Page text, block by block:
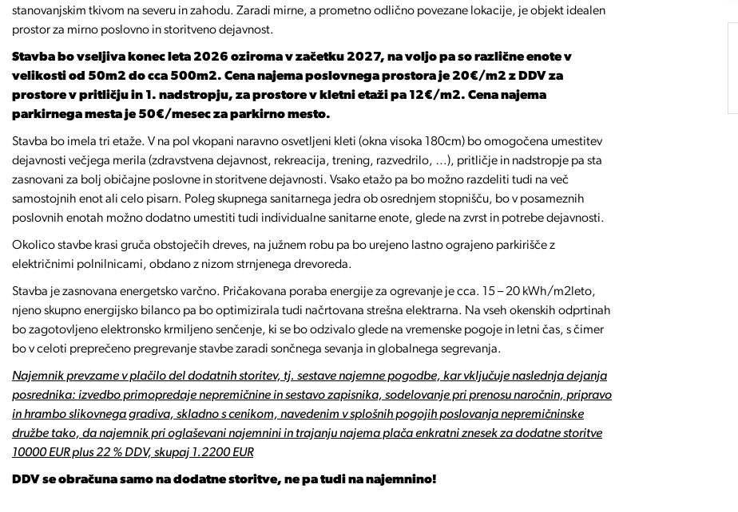
stanovanjskim tkivom na severu in zahodu. Zaradi mirne, a prometno odlično povezane lokacije, je objekt idealen
prostor za mirno poslovno in storitveno dejavnost.
Stavba bo vseljiva konec leta 2026 oziroma v začetku 2027, na voljo pa so različne enote v
velikosti od 50m2 do cca 500m2. Cena najema poslovnega prostora je 20€/m2 z DDV za
prostore v pritličju in 1. nadstropju, za prostore v kletni etaži pa 12€/m2. Cena najema
parkirnega mesta je 50€/mesec za parkirno mesto.
Stavba bo imela tri etaže. V na pol vkopani naravno osvetljeni kleti (okna visoka 180cm) bo omogočena umestitev
dejavnosti večjega merila (zdravstvena dejavnost, rekreacija, trening, razvedrilo, …), pritličje in nadstropje pa sta
zasnovani za bolj običajne poslovne in storitvene dejavnosti. Vsako etažo pa bo možno razdeliti tudi na več
samostojnih enot ali celo pisarn. Poleg skupnega sanitarnega jedra ob osrednjem stopnišču, bo v posameznih
poslovnih enotah možno dodatno umestiti tudi individualne sanitarne enote, glede na zvrst in potrebe dejavnosti.
Okolico stavbe krasi gruča obstoječih dreves, na južnem robu pa bo urejeno lastno ograjeno parkirišče z
električnimi polnilnicami, obdano z nizom strnjenega drevoreda.
Stavba je zasnovana energetsko varčno. Pričakovana poraba energije za ogrevanje je cca. 15 – 20 kWh/m2leto,
njeno skupno energijsko bilanco pa bo optimizirala tudi načrtovana strešna elektrarna. Na vseh okenskih odprtinah
bo zagotovljeno elektronsko krmiljeno senčenje, ki se bo odzivalo glede na vremenske pogoje in letni čas, s čimer
bo v celoti preprečeno pregrevanje stavbe zaradi sončnega sevanja in globalnega segrevanja.
Najemnik prevzame v plačilo del dodatnih storitev, tj. sestave najemne pogodbe, kar vključuje naslednja dejanja
posrednika: izvedbo primopredaje nepremičnine in sestavo zapisnika, sodelovanje pri prenosu naročnin, pripravo
in hrambo slikovnega gradiva, skladno s cenikom, navedenim v splošnih pogojih poslovanja nepremičninske
družbe tako, da najemnik pri oglaševani najemnini in trajanju najema plača enkratni znesek za dodatne storitve
10000 EUR plus 22 % DDV, skupaj 1.2200 EUR
DDV se obračuna samo na dodatne storitve, ne pa tudi na najemnino!